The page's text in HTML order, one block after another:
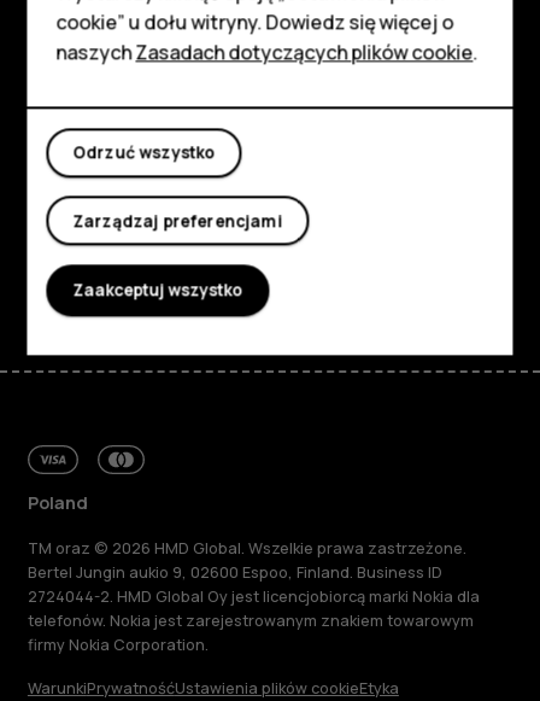
Tablety
Moje konto
Informacje
Planet and people
Wsparcie
FacebookInstagramTiktok YoutubeLinkedin
Poland
TM oraz © 2026 HMD Global. Wszelkie prawa zastrzeżone.
Bertel Jungin aukio 9, 02600 Espoo, Finland. Business ID
2724044-2. HMD Global Oy jest licencjobiorcą marki Nokia dla
telefonów. Nokia jest zarejestrowanym znakiem towarowym
firmy Nokia Corporation.
WarunkiPrywatnośćUstawienia plików cookieEtyka
cookie” u dołu witryny. Dowiedz się więcej o
naszychZasadach dotyczących plików cookie.
Odrzuć wszystko
Zarządzaj preferencjami
Zaakceptuj wszystko